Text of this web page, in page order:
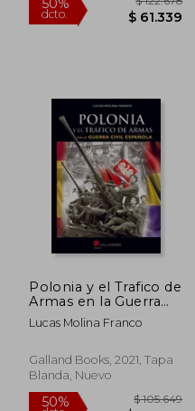
50%
dcto. $ 61.339
Polonia y el Trafico de
Armas en la Guerra
Civil Española
Lucas Molina Franco
Galland Books, 2021, Tapa
Blanda, Nuevo